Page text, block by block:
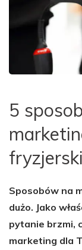
5
Sposobów na
dużo. Jako
pytanie brzmi,
marketing dla